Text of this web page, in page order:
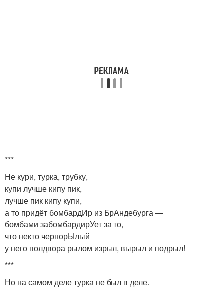
***
Не кури, турка, трубку,
купи лучше кипу пик,
лучше пик кипу купи,
а то придёт бомбардИр из БрАндебурга —
бомбами забомбардирУет за то,
что некто чернорЫлый
у него полдвора рылом изрыл, вырыл и подрыл!
***
Но на самом деле турка не был в деле.